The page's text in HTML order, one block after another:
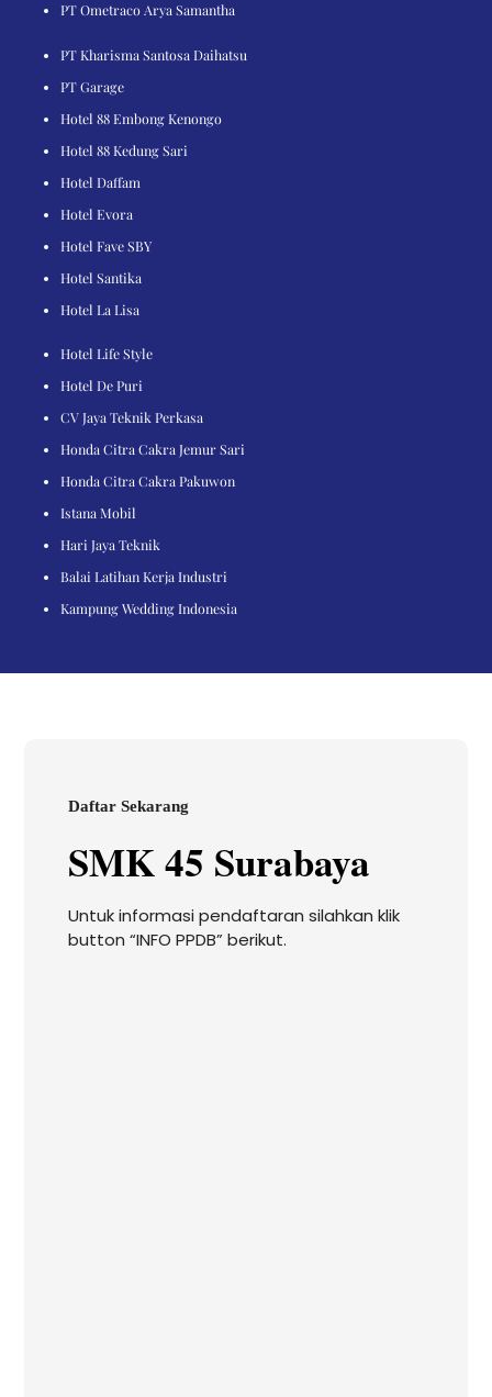
PT Ometraco Arya Samantha
PT Kharisma Santosa Daihatsu
PT Garage
Hotel 88 Embong Kenongo
Hotel 88 Kedung Sari
Hotel Daffam
Hotel Evora
Hotel Fave SBY
Hotel Santika
Hotel La Lisa
Hotel Life Style
Hotel De Puri
CV Jaya Teknik Perkasa
Honda Citra Cakra Jemur Sari
Honda Citra Cakra Pakuwon
Istana Mobil
Hari Jaya Teknik
Balai Latihan Kerja Industri
Kampung Wedding Indonesia
Daftar Sekarang
SMK 45 Surabaya
Untuk informasi pendaftaran silahkan klik
button “INFO PPDB” berikut.